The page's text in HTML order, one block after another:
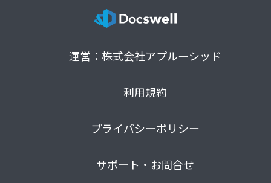
運営：株式会社アプルーシッド
利用規約
プライバシーポリシー
サポート・お問合せ